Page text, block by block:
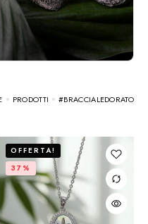
PRODOTTI #BRACCIALEDORATO
OFFERTA!
37%